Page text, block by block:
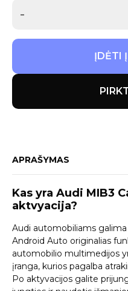
-
ĮDĖTI Į
APRAŠYMAS
Kas yra Audi MIB3
aktvyacija?
Audi automobiliams
Android Auto originalias
automobilio multimedijos
įranga, kurios pagalba
Po aktyvacijos galite